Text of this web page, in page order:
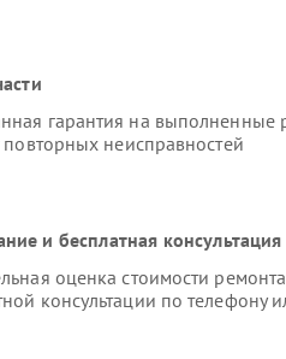
гарантия на выполненные
неисправностей
и бесплатная консультация
оценка стоимости
консультации по телефону